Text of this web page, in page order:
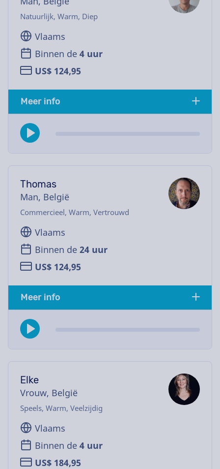
Natuurlijk, Warm, Diep
Vlaams
Binnen de 4 uur
US$ 124,95
Meer info
Thomas
Man, België
Commercieel, Warm, Vertrouwd
Vlaams
Binnen de 24 uur
US$ 124,95
Meer info
Elke
Vrouw, België
Speels, Warm, Veelzijdig
Vlaams
Binnen de 4 uur
US$ 184,95